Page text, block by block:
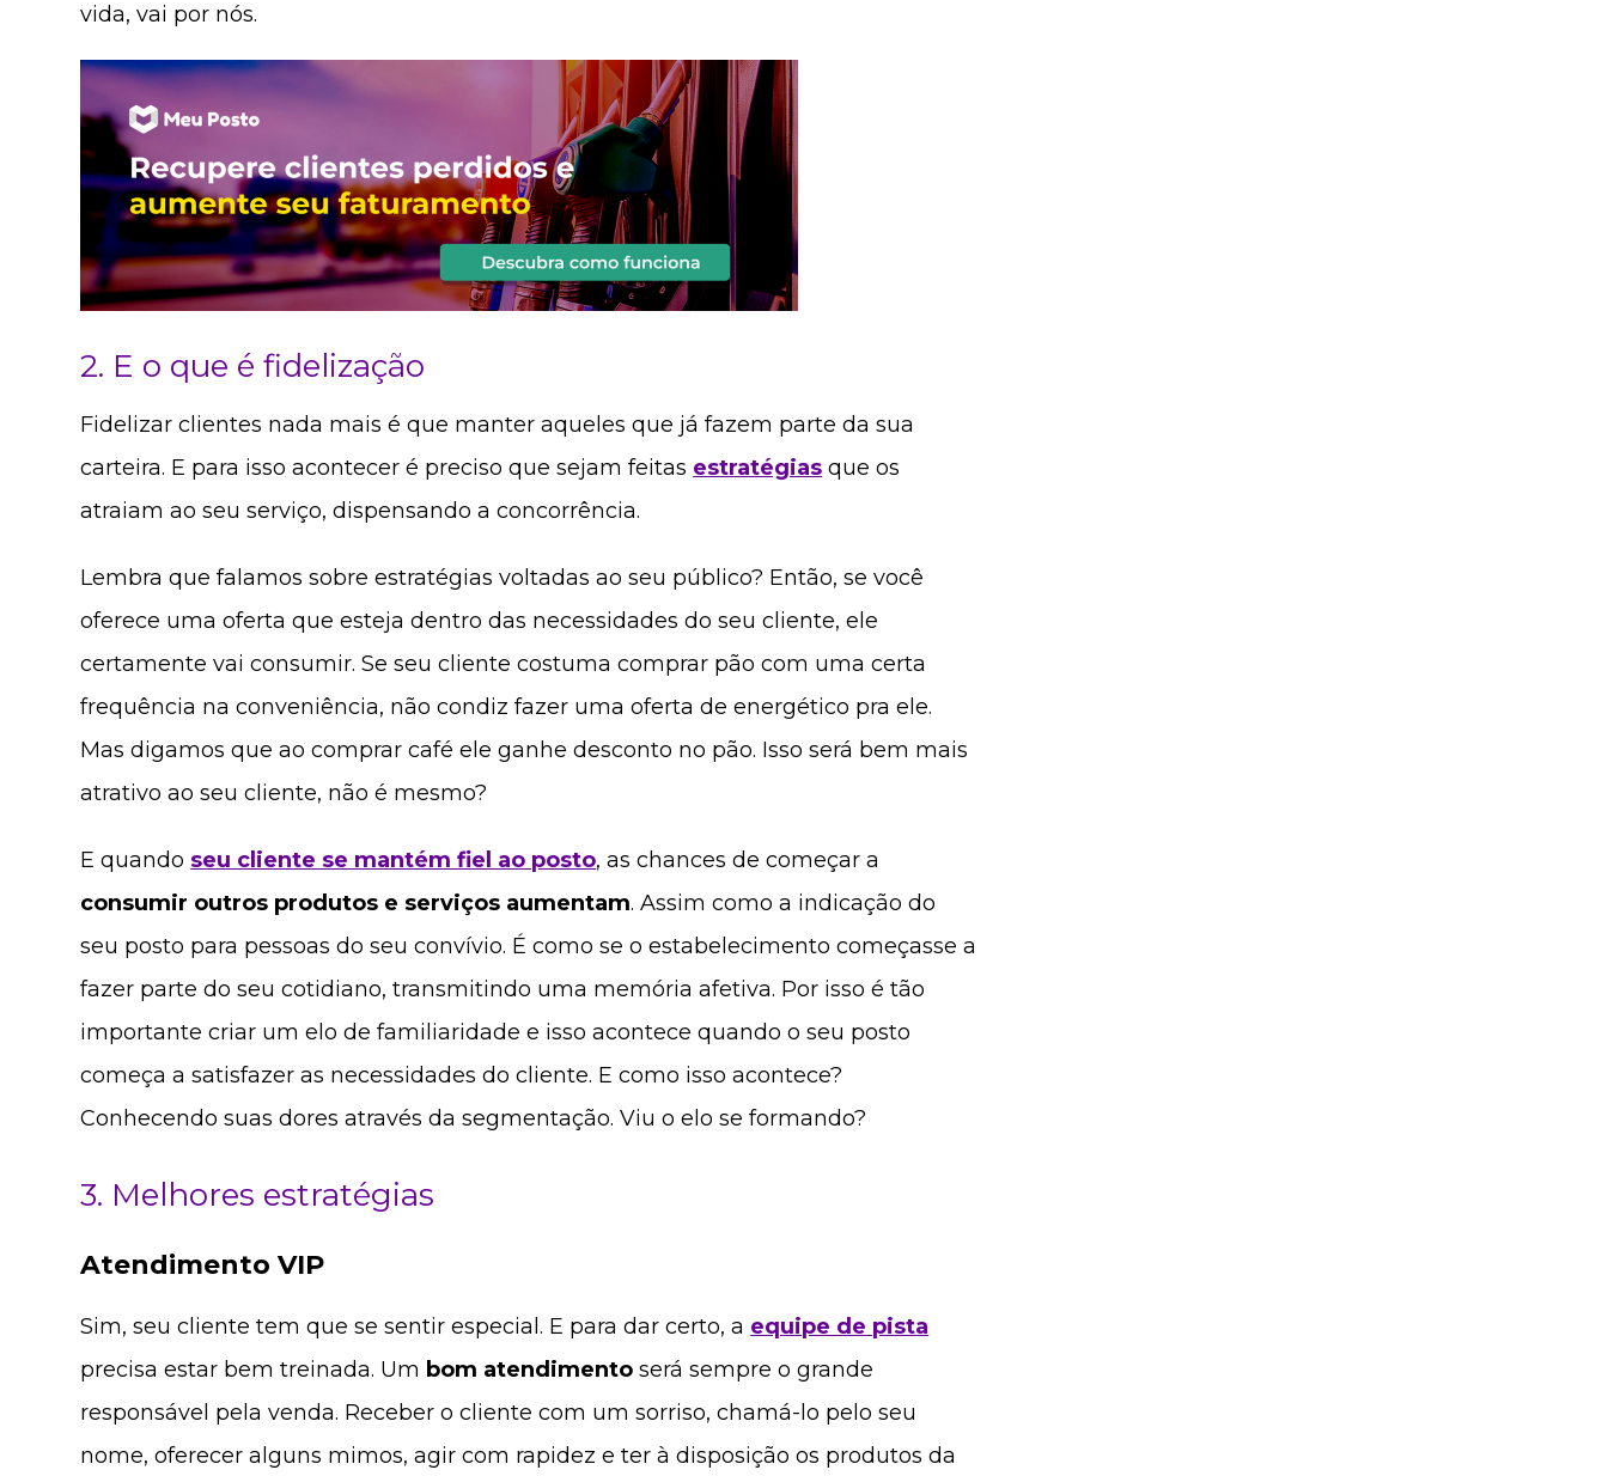
vida, vai por nós.
2. E o que é fidelização
Fidelizar clientes nada mais é que manter aqueles que já fazem parte da sua
carteira. E para isso acontecer é preciso que sejam feitas estratégias que os
atraiam ao seu serviço, dispensando a concorrência.
Lembra que falamos sobre estratégias voltadas ao seu público? Então, se você
oferece uma oferta que esteja dentro das necessidades do seu cliente, ele
certamente vai consumir. Se seu cliente costuma comprar pão com uma certa
frequência na conveniência, não condiz fazer uma oferta de energético pra ele.
Mas digamos que ao comprar café ele ganhe desconto no pão. Isso será bem mais
atrativo ao seu cliente, não é mesmo?
E quando seu cliente se mantém fiel ao posto, as chances de começar a
consumir outros produtos e serviços aumentam. Assim como a indicação do
seu posto para pessoas do seu convívio. É como se o estabelecimento começasse a
fazer parte do seu cotidiano, transmitindo uma memória afetiva. Por isso é tão
importante criar um elo de familiaridade e isso acontece quando o seu posto
começa a satisfazer as necessidades do cliente. E como isso acontece?
Conhecendo suas dores através da segmentação. Viu o elo se formando?
3. Melhores estratégias
Atendimento VIP
Sim, seu cliente tem que se sentir especial. E para dar certo, a equipe de pista
precisa estar bem treinada. Um bom atendimento será sempre o grande
responsável pela venda. Receber o cliente com um sorriso, chamá-lo pelo seu
nome, oferecer alguns mimos, agir com rapidez e ter à disposição os produtos da